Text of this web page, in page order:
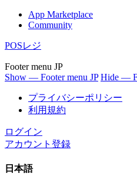
App Marketplace
Community
POSレジ
Footer menu JP
Show — Footer menu JP Hide —
プライバシーポリシー
利用規約
ログイン
アカウント登録
日本語